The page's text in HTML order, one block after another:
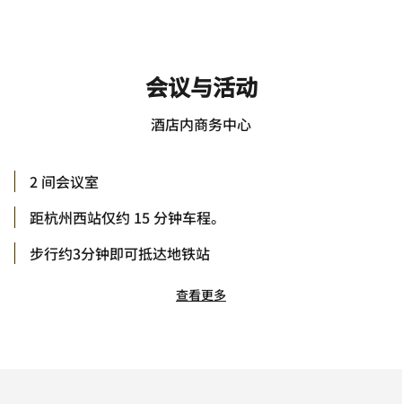
会议与活动
酒店内商务中心
2 间会议室
距杭州西站仅约 15 分钟车程。
步行约3分钟即可抵达地铁站
查看更多